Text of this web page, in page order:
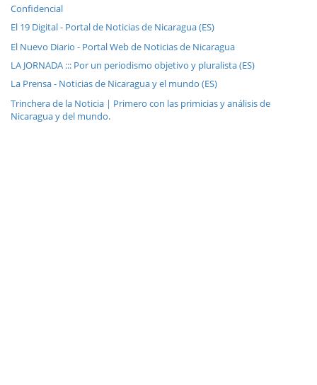
Confidencial
El 19 Digital - Portal de Noticias de Nicaragua (ES)
El Nuevo Diario - Portal Web de Noticias de Nicaragua
LA JORNADA ::: Por un periodismo objetivo y pluralista (ES)
La Prensa - Noticias de Nicaragua y el mundo (ES)
Trinchera de la Noticia | Primero con las primicias y análisis de
Nicaragua y del mundo.